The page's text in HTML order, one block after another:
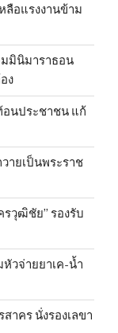
ลือแรงงานข้าม
มมินิมาราธอน
ง
อนประชาชน แก้
ายเป็นพระราช
รวุฒิชัย” รองรับ
วจ่ายยาเค-น้ำ
าคร นั่งรองเลขา